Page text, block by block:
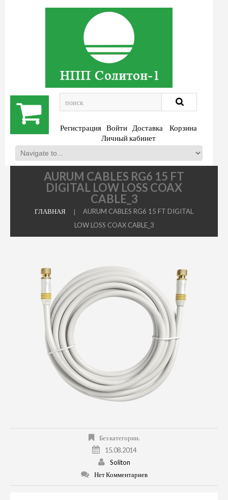
Регистрация Войти Доставка
Корзина
Личный кабинет
AURUM CABLES RG6 15 FT
DIGITAL LOW LOSS COAX
CABLE_3
ГЛАВНАЯ
AURUM CABLES RG6 15 FT DIGITAL
LOW LOSS COAX CABLE_3
Без категории.
15.08.2014
Soliton
Нет Комментариев